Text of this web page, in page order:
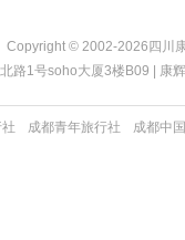
Copyright © 2002-2026四川
路1号soho大厦3楼B09 |
成都青年旅行社
成都中